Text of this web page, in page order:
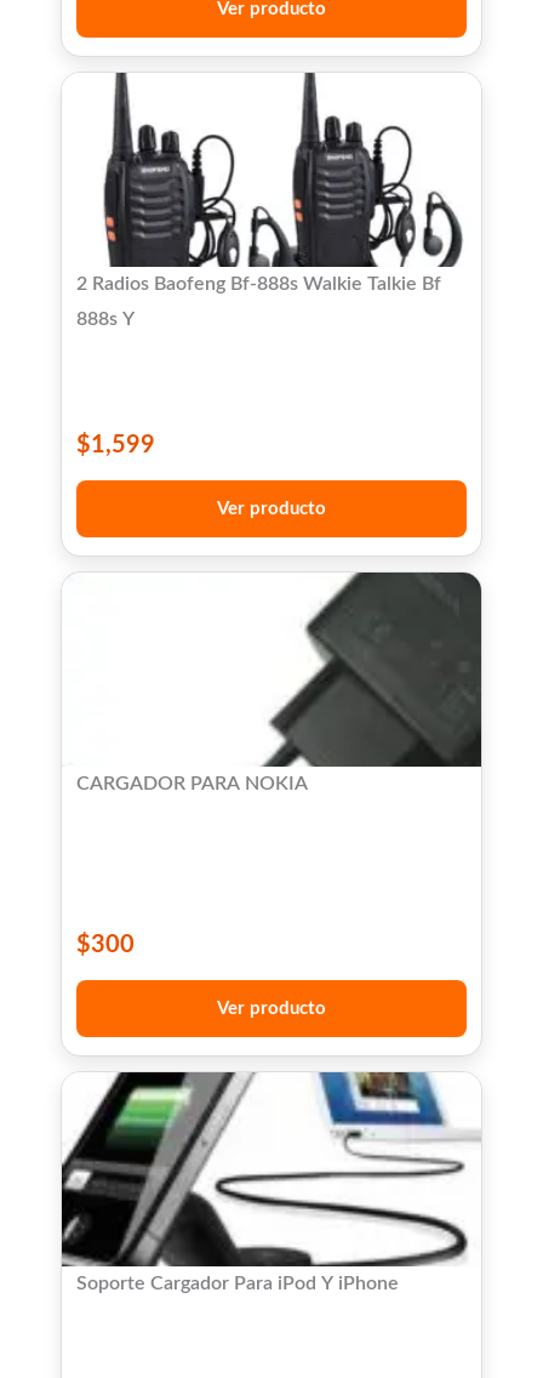
Ver producto
2 Radios Baofeng Bf-888s Walkie Talkie Bf
888s Y
$1,599
Ver producto
CARGADOR PARA NOKIA
$300
Ver producto
Soporte Cargador Para iPod Y iPhone